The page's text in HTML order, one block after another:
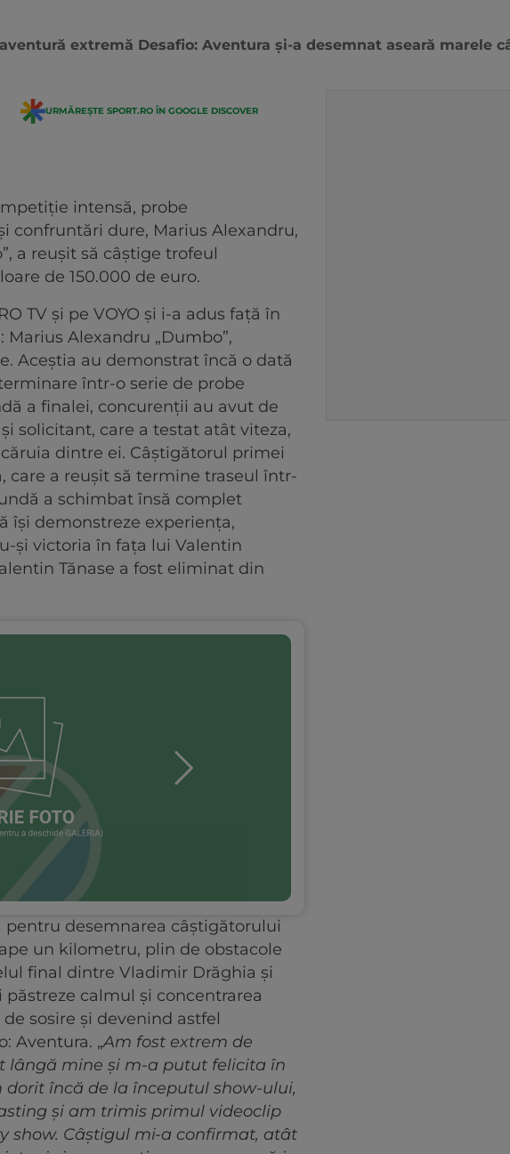
extremă Desafio: Aventura și-a desemnat aseară marele
URMĂREȘTE SPORT.RO ÎN GOOGLE DISCOVER
intensă, probe
confruntări dure, Marius Alexandru,
a reușit să câștige trofeul
de 150.000 de euro.
TV și pe VOYO și i-a adus față în
Alexandru „Dumbo”,
Aceștia au demonstrat încă o dată
într-o serie de probe
a finalei, concurenții au avut de
solicitant, care a testat atât viteza,
dintre ei. Câștigătorul primei
care a reușit să termine traseul într-
a schimbat însă complet
își demonstreze experiența,
și victoria în fața lui Valentin
Tănase a fost eliminat din
desemnarea câștigătorului
un kilometru, plin de obstacole
final dintre Vladimir Drăghia și
calmul și concentrarea
sosire și devenind astfel
Aventura. „Am fost extrem de
lângă mine și m-a putut felicita în
încă de la începutul show-ului,
și am trimis primul videoclip
show. Câștigul mi-a confirmat, atât